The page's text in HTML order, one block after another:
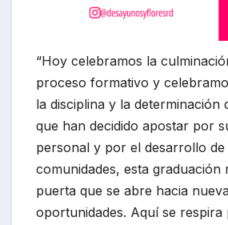
“Hoy celebramos la
proceso formativo y
la disciplina y la determinación
que han decidido apostar por
personal y por el desarrollo de
comunidades, esta graduación
puerta que se abre hacia
oportunidades. Aquí se respira